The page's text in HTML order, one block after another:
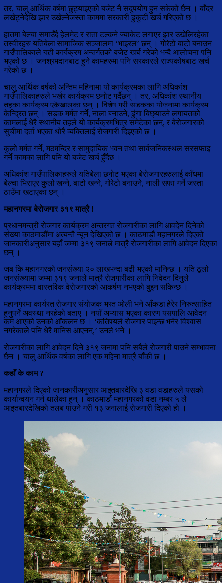
तर, चालु आर्थिक वर्षमा छुट्याइएको बजेट नै सदुपयोग हुन सकेको छैन । बाँदर
लखेट्नेदेखि झार उखेल्नेजस्ता काममा सरकारी ढुकुटी खर्च गरिएको छ ।
हातमा बेल्चा समाउँदै हेलमेट र राता टल्कने ज्याकेट लगाएर झार उखेलिरहेका
तस्वीरहरु यतिबेला सामाजिक सञ्जालमा ‘भाइरल’ छन् । गोरेटो बाटो बनाउन
गाउँपालिकाले यही कार्यक्रम अन्तर्गतको बजेट खर्च गरेको भन्दै आलोचना पनि
भएको छ । जनश्रमदानबाट हुने कामहरुमा पनि सरकारले राज्यकोषबाट खर्च
गरेको छ ।
चालु आर्थिक वर्षको अन्तिम महिनामा यो कार्यक्रमका लागि अधिकांश
गाउँपालिकाहरुले भर्खर कार्यक्रम छनोट गर्दैछन् । तर, अधिकांश स्थानीय
तहका कार्यक्रम एकैखालका छन् । विशेष गरी सडकका योजनामा कार्यक्रम
केन्द्रित छन् । सडक मर्मत गर्ने, नाला बनाउने, ढुंगा बिछ्याउने लगायतको
कामलाई धेरै स्थानीय तहले यो कार्यक्रमभित्र समेटेका छन्, र बेरोजगारको
सुचीमा दर्ता भएका थोरै व्यक्तिलाई रोजगारी दिइएको छ ।
कुलो मर्मत गर्ने, मठमन्दिर र सामुदायिक भवन तथा सार्वजनिकस्थल सरसफाइ
गर्ने कामका लागि पनि यो बजेट खर्च हुँदैछ ।
अधिकांश गाउँपालिकाहरुले यतिबेला छनोट भएका बेरोजगारहरुलाई काँधमा
बेल्चा भिराएर कुलो खन्ने, बाटो खन्ने, गोरेटो बनाउने, नाली सफा गर्ने जस्ता
ठाउँमा खटाएका छन् ।
महानगरमा बेरोजगार ३१९ मात्रै !
प्रधानमन्त्री रोजगार कार्यक्रम अन्तरगत रोजगारीका लागि आवदेन दिनेको
संख्या काठमाडौंमा अत्यन्तै न्यून देखिएको छ । काठमाडौं महानगरले दिएको
जानकारीअनुसार यहाँ जम्मा ३१९ जनाले मात्रै रोजगारीका लागि आवेदन दिएका
छन् ।
जब कि महानगरको जनसंख्या २० लाखभन्दा बढी भएको मानिन्छ । यति ठूलो
जनसंख्यामा जम्मा ३१९ जनाले मात्रै रोजगारीका लागि निवेदन दिनुले
कार्यक्रममा वास्तविक वेरोजगारको आकर्षण नभएको बुझ्न सकिन्छ ।
महानगरमा कार्यरत रोजगार संयोजक भरत ओली भने आँकडा हेरेर निरुत्साहित
हुनुपर्ने अवस्था नरहेको बताए । नयाँ अभ्यास भएका कारण यसपालि आवेदन
कम आएको उनको आँकलन छ । ‘कतिपयले रोजगार पाइन्छ भनेर विश्वास
नगरेकाले पनि धेरै मानिस आएनन्,’ उनले भने ।
रोजगारीका लागि आवेदन दिने ३१९ जनामा पनि सबैले रोजगारी पाउने सम्भावना
छैन । चालु आर्थिक वर्षका लागि एक महिना मात्रै बाँकी छ ।
कहाँ के काम ?
महानगरले दिएको जानकारीअनुसार आइतबारदेखि ३ वडा वडाहरुले यसको
कार्यान्वयन गर्न थालेका हुन् । काठमाडौं महानगरको वडा नम्बर ५ ले
आइतबारदेखिको तलब पाउने गरी १३ जनालाई रोजगारी दिएको हो ।